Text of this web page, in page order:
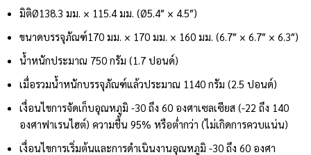
มิติØ138.3 มม. × 115.4 มม. (Ø5.4″ × 4.5″)
ขนาดบรรจุภัณฑ์170 มม. × 170 มม. × 160 มม. (6.7″ × 6.7″ × 6.3″)
น้ำหนักประมาณ 750 กรัม (1.7 ปอนด์)
เมื่อรวมน้ำหนักบรรจุภัณฑ์แล้วประมาณ 1140 กรัม (2.5 ปอนด์)
เงื่อนไขการจัดเก็บอุณหภูมิ -30 ถึง 60 องศาเซลเซียส (-22 ถึง 140
องศาฟาเรนไฮต์) ความชื้น 95% หรือต่ำกว่า (ไม่เกิดการควบแน่น)
เงื่อนไขการเริ่มต้นและการดำเนินงานอุณหภูมิ -30 ถึง 60 องศา